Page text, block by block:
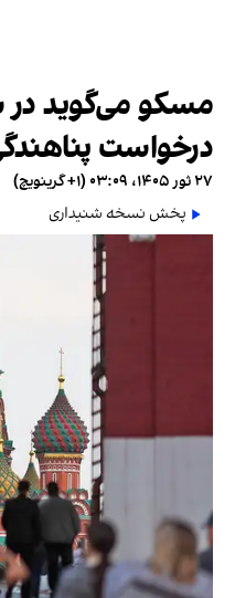
درخواست
۲۷ ثور ۱۴۰۵، ۰۳:۰۹ (‎+۱ گرینویچ)
پخش نسخه شنیداری